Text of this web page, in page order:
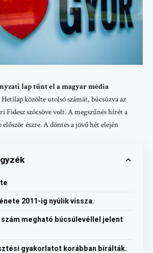
lap tűnt el a magyar média
közölte utolsó számát, búcsúzva az
Fidesz szócsöve volt. A megszűnés hírét a
észre. A döntés a jövő hét elején
2011-ig nyúlik vissza.
megható búcsúlevéllel jelent
gyakorlatot korábban bírálták.